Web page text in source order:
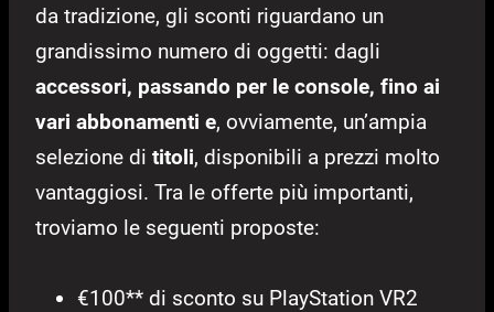
da tradizione, gli sconti riguardano un
grandissimo numero di oggetti: dagli
accessori, passando per le console, fino ai
vari abbonamenti e, ovviamente, un’ampia
selezione di titoli, disponibili a prezzi molto
vantaggiosi. Tra le offerte più importanti,
troviamo le seguenti proposte:
€100** di sconto su PlayStation VR2